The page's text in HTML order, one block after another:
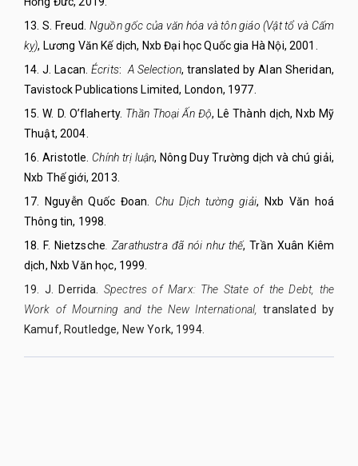
13. S. Freud. Nguồn gốc của văn hóa và tôn giáo (Vật tổ và Cấm
kỵ), Lương Văn Kế dịch, Nxb Đại học Quốc gia Hà Nội, 2001.
14. J. Lacan.Écrits: A Selection, translated by Alan Sheridan,
Tavistock Publications Limited, London, 1977.
15. W. D. O’flaherty. Thần Thoại Ấn Độ, Lê Thành dịch, Nxb Mỹ
Thuật, 2004.
16. Aristotle. Chính trị luận, Nông Duy Trường dịch và chú giải,
Nxb Thế giới, 2013.
17.
Nguyễn Quốc Đoan. Chu Dịch tường giải, Nxb Văn hoá
Thông tin, 1998.
18.
F. Nietzsche . Zarathustra đã nói như thế, Trần Xuân Kiêm
dịch, Nxb Văn học, 1999.
19. J. Derrida. Spectres of Marx: The State of the Debt, the
Work of Mourning and the New International,
translated by
Kamuf, Routledge, New York, 1994.